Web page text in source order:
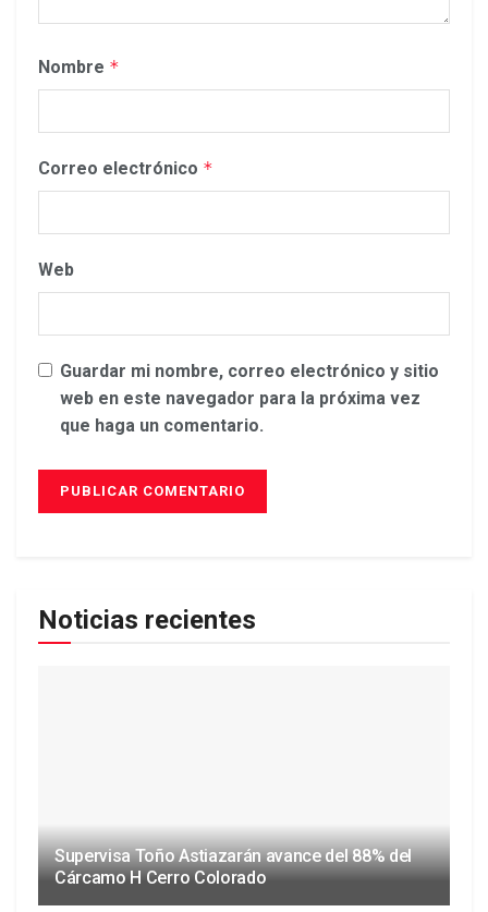
Nombre *
Correo electrónico *
Web
Guardar mi nombre, correo electrónico y sitio
web en este navegador para la próxima vez
que haga un comentario.
Noticias recientes
Supervisa Toño Astiazarán avance del 88% del
Cárcamo H Cerro Colorado